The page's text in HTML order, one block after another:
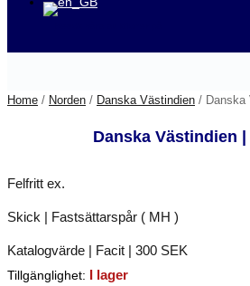
Home / Norden / Danska Västindien / Danska
Danska Västindien
Felfritt ex.
Skick | Fastsättarspår ( MH )
Katalogvärde | Facit | 300 SEK
Tillgänglighet: I lager